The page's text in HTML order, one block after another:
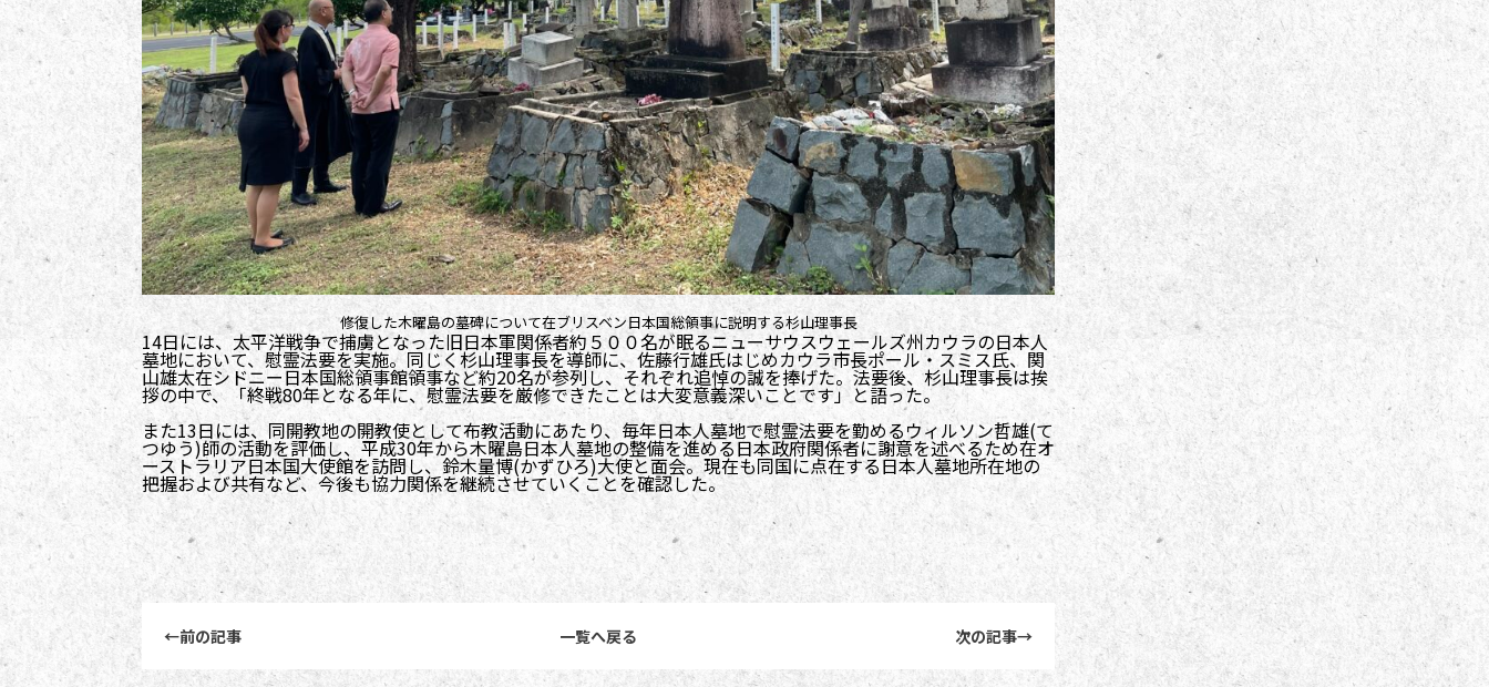
修復した木曜島の墓碑について在ブリスベン日本国総領事に説明する杉山理事長
14日には、太平洋戦争で捕虜となった旧日本軍関係者約５００名が眠るニューサウスウェールズ州カウラの日本人
墓地において、慰霊法要を実施。同じく杉山理事長を導師に、佐藤行雄氏はじめカウラ市長ポール・スミス氏、関
山雄太在シドニー日本国総領事館領事など約20名が参列し、それぞれ追悼の誠を捧げた。法要後、杉山理事長は挨
拶の中で、「終戦80年となる年に、慰霊法要を厳修できたことは大変意義深いことです」と語った。
また13日には、同開教地の開教使として布教活動にあたり、毎年日本人墓地で慰霊法要を勤めるウィルソン哲雄(て
つゆう)師の活動を評価し、平成30年から木曜島日本人墓地の整備を進める日本政府関係者に謝意を述べるため在オ
ーストラリア日本国大使館を訪問し、鈴木量博(かずひろ)大使と面会。現在も同国に点在する日本人墓地所在地の
把握および共有など、今後も協力関係を継続させていくことを確認した。
←前の記事 一覧へ戻る 次の記事→